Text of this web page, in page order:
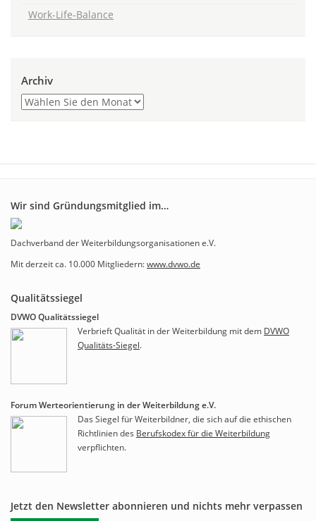
Work-Life-Balance
Archiv
Wir sind Gründungsmitglied im…
Dachverband der Weiterbildungsorganisationen e.V.
Mit derzeit ca. 10.000 Mitgliedern:www.dvwo.de
Qualitätssiegel
DVWO Qualitätssiegel
Verbrieft Qualität in der Weiterbildung mit dem DVWO
Qualitäts-Siegel.
Forum Werteorientierung in der Weiterbildung e.V.
Das Siegel für Weiterbildner, die sich auf die ethischen
Richtlinien des Berufskodex für die Weiterbildung
verpflichten.
Jetzt den Newsletter abonnieren und nichts mehr verpassen